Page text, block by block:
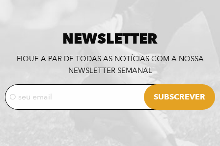
NEWSLETTER
FIQUE A PAR DE TODAS AS NOTÍCIAS COM A NOSSA
NEWSLETTER SEMANAL